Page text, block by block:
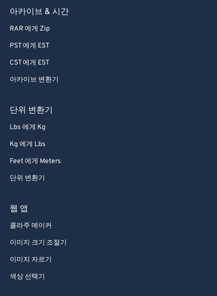
아카이브 & 시간
RAR 에게 Zip
PST 에게 EST
CST 에게 EST
아카이브 변환기
단위 변환기
Lbs 에게 Kg
Kg 에게 Lbs
Feet 에게 Meters
단위 변환기
웹 앱
콜라주 메이커
이미지 크기 조절기
이미지 자르기
색상 선택기